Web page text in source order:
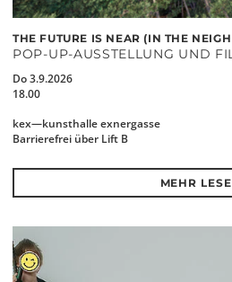
THE FUTURE IS NEAR (IN THE
POP-UP-AUSSTELLUNG UND
Do 3.9.2026
18.00
kex—kunsthalle exnergasse
Barrierefrei über Lift B
MEHR